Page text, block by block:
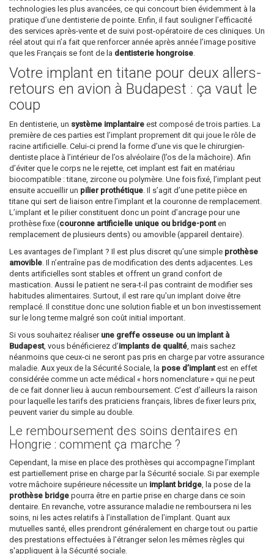
technologies les plus avancées, ce qui concourt bien évidemment à la
pratique d’une dentisterie de pointe. Enfin, il faut souligner l’efficacité
des services après-vente et de suivi post-opératoire de ces cliniques. Un
réel atout qui n’a fait que renforcer année après année l’image positive
que les Français se font de la dentisterie hongroise.
Votre implant en titane pour deux allers-
retours en avion à Budapest : ça vaut le
coup
En dentisterie, un système implantaire est composé de trois parties. La
première de ces parties est l’implant proprement dit qui joue le rôle de
racine artificielle. Celui-ci prend la forme d’une vis que le chirurgien-
dentiste place à l’intérieur de l’os alvéolaire (l’os de la mâchoire). Afin
d’éviter que le corps ne le rejette, cet implant est fait en matériau
biocompatible : titane, zircone ou polymère. Une fois fixé, l’implant peut
ensuite accueillir un pilier prothétique. Il s’agit d’une petite pièce en
titane qui sert de liaison entre l’implant et la couronne de remplacement.
L’implant et le pilier constituent donc un point d’ancrage pour une
prothèse fixe (couronne artificielle unique ou bridge-ponten
remplacement de plusieurs dents) ou amovible (appareil dentaire).
Les avantages de l’implant ? Il est plus discret qu’une simple prothèse
amovible. Il n’entraîne pas de modification des dents adjacentes. Les
dents artificielles sont stables et offrent un grand confort de
mastication. Aussi le patient ne sera-t-il pas contraint de modifier ses
habitudes alimentaires. Surtout, il est rare qu’un implant doive être
remplacé. Il constitue donc une solution fiable et un bon investissement
sur le long terme malgré son coût initial important.
Si vous souhaitez réaliser une greffe osseuse ou un implant à
Budapest, vous bénéficierez d’implants de qualité, mais sachez
néanmoins que ceux-ci ne seront pas pris en charge par votre assurance
maladie. Aux yeux de la Sécurité Sociale, la pose d’implantest en effet
considérée comme un acte médical « hors nomenclature » qui ne peut
de ce fait donner lieu à aucun remboursement. C’est d’ailleurs la raison
pour laquelle les tarifs des praticiens français, libres de fixer leurs prix,
peuvent varier du simple au double.
Le remboursement des soins dentaires en
Hongrie : comment ça marche ?
Cependant, la mise en place des prothèses qui accompagne l’implant
est partiellement prise en charge par la Sécurité sociale. Si par exemple
votre mâchoire supérieure nécessite un implant bridge, la pose de la
prothèse bridge pourra être en partie prise en charge dans ce soin
dentaire. En revanche, votre assurance maladie ne remboursera ni les
soins, ni les actes relatifs à l’installation de l’implant. Quant aux
mutuelles santé, elles prendront généralement en charge tout ou partie
des prestations effectuées à l'étranger selon les mêmes règles qui
s'appliquent à la Sécurité sociale.